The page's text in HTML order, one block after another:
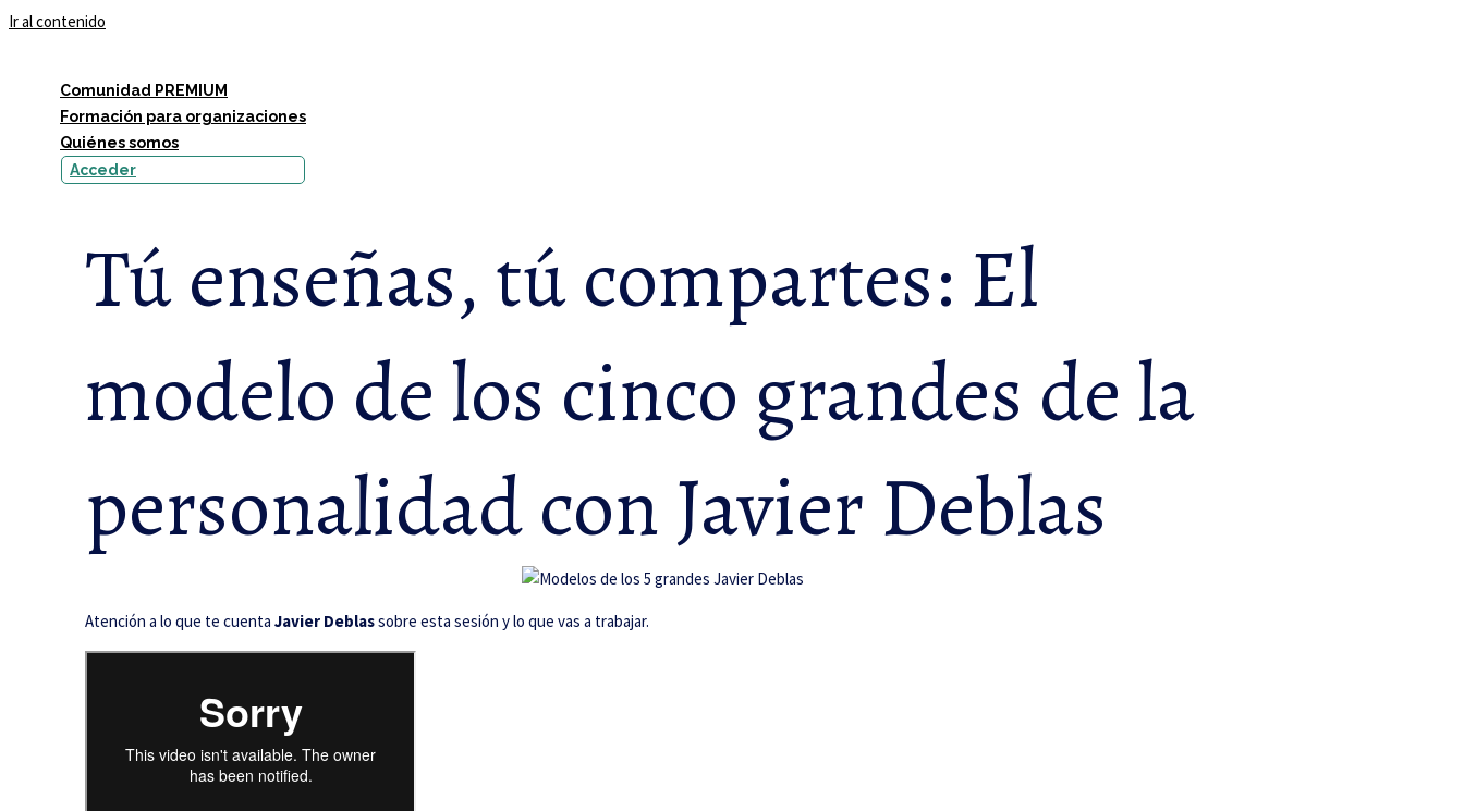
Ir al contenido
Comunidad PREMIUM
Formación para organizaciones
Quiénes somos
Acceder
Tú enseñas, tú compartes: El
modelo de los cinco grandes de la
personalidad con Javier Deblas
Atención a lo que te cuentaJavier Deblassobre esta sesión y lo que vas a trabajar.